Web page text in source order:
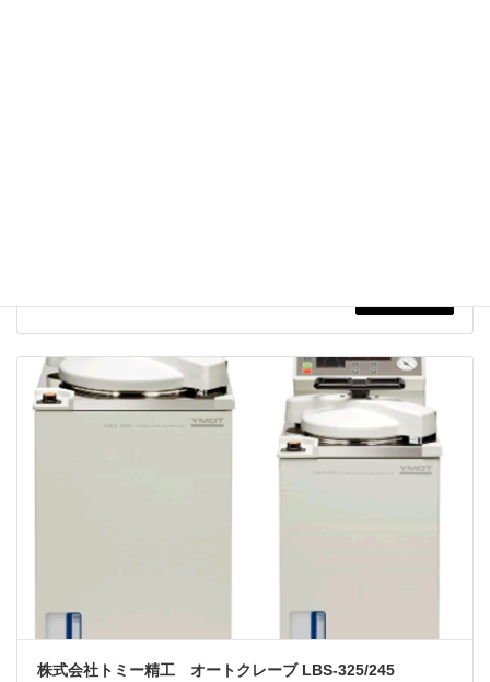
株式会社トミー精工 オートクレーブ LBS-325/245